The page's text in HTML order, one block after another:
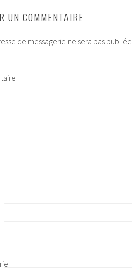
UN COMMENTAIRE
de messagerie ne sera pas publiée.